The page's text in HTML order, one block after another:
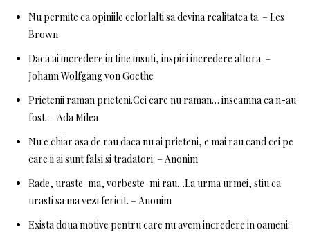
Nu permite ca opiniile celorlalti sa devina realitatea ta. – Les
Brown
Daca ai incredere in tine insuti, inspiri incredere altora. –
Johann Wolfgang von Goethe
Prietenii raman prieteni.Cei care nu raman… inseamna ca n-au
fost. – Ada Milea
Nu e chiar asa de rau daca nu ai prieteni, e mai rau cand cei pe
care ii ai sunt falsi si tradatori. – Anonim
Rade, uraste-ma, vorbeste-mi rau…La urma urmei, stiu ca
urasti sa ma vezi fericit. – Anonim
Exista doua motive pentru care nu avem incredere in oameni: